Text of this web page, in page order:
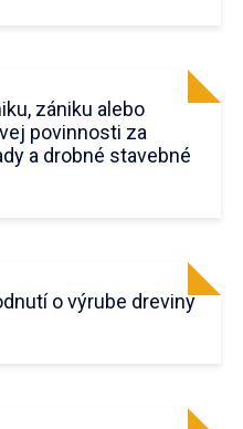
zániku alebo
povinnosti za
a drobné stavebné
o výrube dreviny